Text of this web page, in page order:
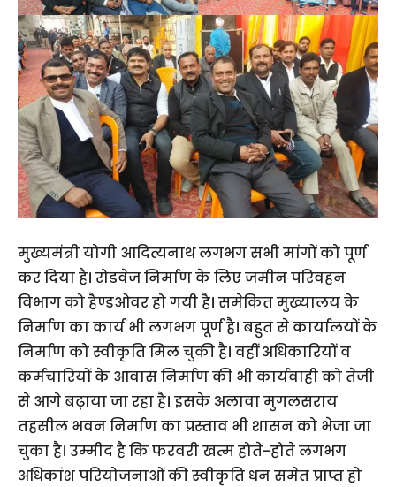
मुख्यमंत्री योगी आदित्यनाथ लगभग सभी मांगों को पूर्ण
कर दिया है। रोडवेज निर्माण के लिए जमीन परिवहन
विभाग को हैण्डओवर हो गयी है। समेकित मुख्यालय के
निर्माण का कार्य भी लगभग पूर्ण है। बहुत से कार्यालयों के
निर्माण को स्वीकृति मिल चुकी है। वहीं अधिकारियों व
कर्मचारियों के आवास निर्माण की भी कार्यवाही को तेजी
से आगे बढ़ाया जा रहा है। इसके अलावा मुगलसराय
तहसील भवन निर्माण का प्रस्ताव भी शासन को भेजा जा
चुका है। उम्मीद है कि फरवरी खत्म होते-होते लगभग
अधिकांश परियोजनाओं की स्वीकृति धन समेत प्राप्त हो